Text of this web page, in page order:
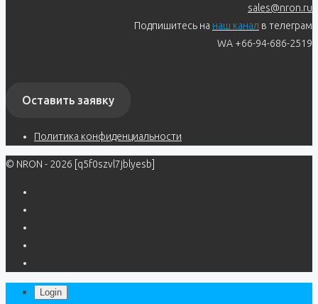
sales@nron.ru
Подпишитесь на наш канал в телеграм
WA +66-94-686-2519
Оставить заявку
Политика конфиденциальности
© NRON - 2026 [q5f0szvl7jblyesb]
Login